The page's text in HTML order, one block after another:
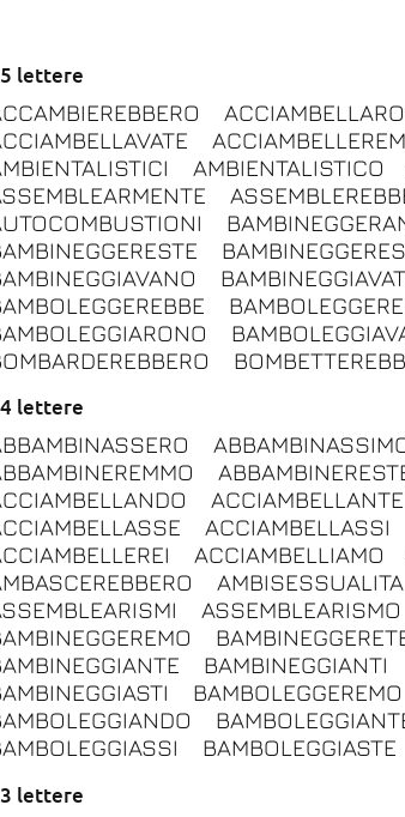
lettere
AMBIENTALISTICO
lettere
ACCIAMBELLANTE
ACCIAMBELLASSI
ACCIAMBELLIAMO
AMBISESSUALITA
ASSEMBLEARISMO
BAMBINEGGIANTI
BAMBOLEGGEREMO
BAMBOLEGGIASTE
lettere